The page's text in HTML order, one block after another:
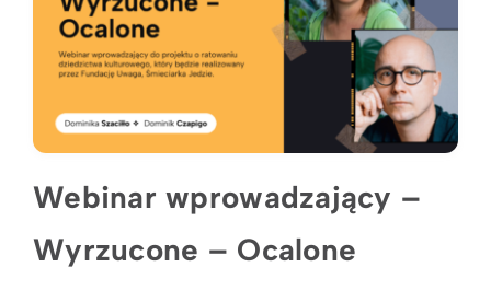
Webinar wprowadzający –
Wyrzucone – Ocalone